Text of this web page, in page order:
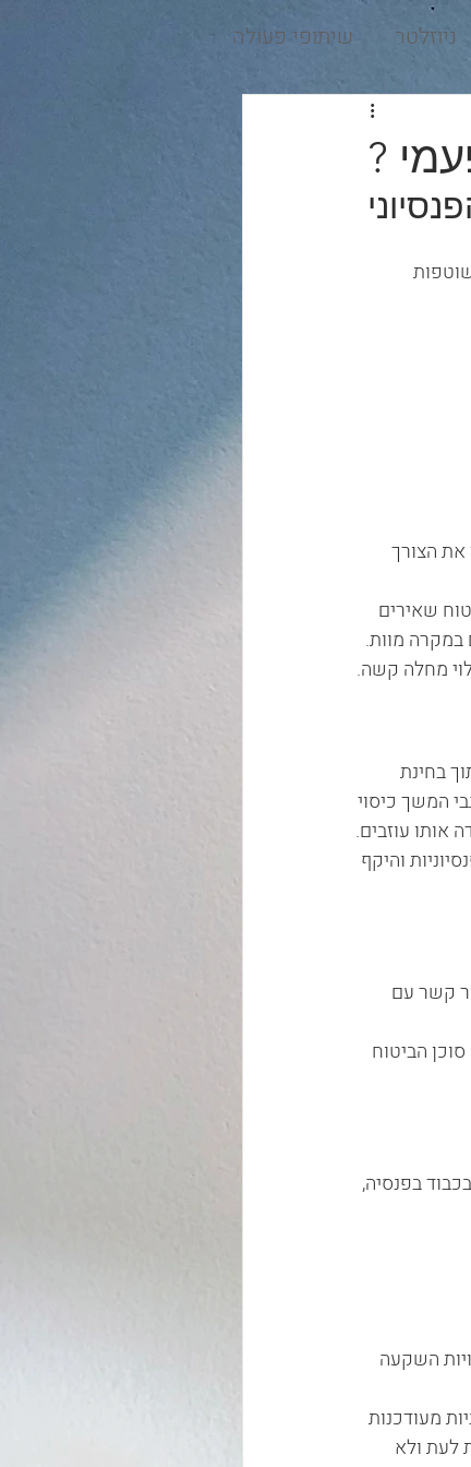
ניוזלטר שיתופי פעולה
?
את הצורך
שאירים
במקרה מוות.
מחלה קשה.
בחינת
המשך כיסוי
אותו עוזבים.
והיקף
על 3 חודשים כדאי ליצור קשר עם
הביטוח
בפנסיה,
השקעה
מעודכנות
לעת ולא